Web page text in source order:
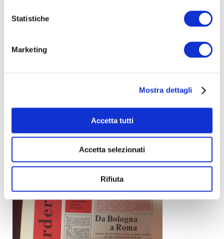
Statistiche
Marketing
Mostra dettagli
Accetta tutti
Accetta selezionati
Rifiuta